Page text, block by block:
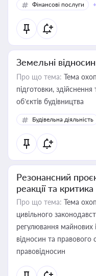
Фінансові послуги
Земельні
Про що тема: Тема
підготовки,
об’єктів будівництва
Будівельна діяльність
Резонансний
реакції та критика
Про що тема: Тема
цивільного
регулювання майнових
відносин та правового
правовідносин